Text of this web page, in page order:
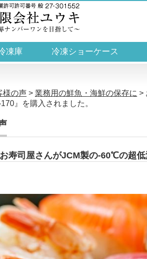
凍庫 冷凍ショーケース
様の声 > 業務用の鮮魚・海鮮の保存に >
170』を購入されました。
お寿司屋さんがJCM製の-60℃の超低